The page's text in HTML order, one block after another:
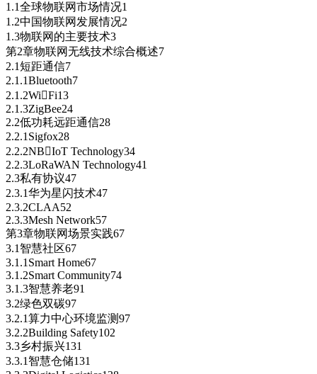
1.1全球物联网市场情况1
1.2中国物联网发展情况2
1.3物联网的主要技术3
第2章物联网无线技术综合概述7
2.1短距通信7
2.1.1Bluetooth7
2.1.2WiFi13
2.1.3ZigBee24
2.2低功耗远距通信28
2.2.1Sigfox28
2.2.2NBIoT Technology34
2.2.3LoRaWAN Technology41
2.3私有协议47
2.3.1华为星闪技术47
2.3.2CLAA52
2.3.3Mesh Network57
第3章物联网场景实践67
3.1智慧社区67
3.1.1Smart Home67
3.1.2Smart Community74
3.1.3智慧养老91
3.2绿色双碳97
3.2.1算力中心环境监测97
3.2.2Building Safety102
3.3乡村振兴131
3.3.1智慧仓储131